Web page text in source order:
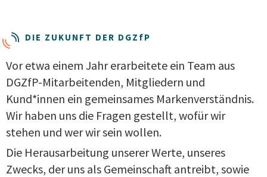
DIE ZUKUNFT DER DGZfP
Vor etwa einem Jahr erarbeitete ein Team aus
DGZfP-Mitarbeitenden, Mitgliedern und
Kund*innen ein gemeinsames Markenverständnis.
Wir haben uns die Fragen gestellt, wofür wir
stehen und wer wir sein wollen.
Die Herausarbeitung unserer Werte, unseres
Zwecks, der uns als Gemeinschaft antreibt, sowie